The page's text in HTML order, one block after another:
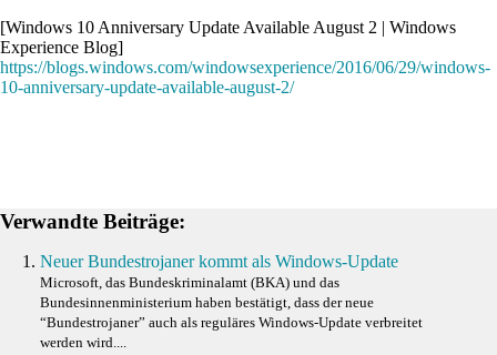
[Windows 10 Anniversary Update Available August 2 | Windows
Experience Blog]
https://blogs.windows.com/windowsexperience/2016/06/29/windows-
10-anniversary-update-available-august-2/
Verwandte Beiträge:
Neuer Bundestrojaner kommt als Windows-Update
Microsoft, das Bundeskriminalamt (BKA) und das
Bundesinnenministerium haben bestätigt, dass der neue
“Bundestrojaner” auch als reguläres Windows-Update verbreitet
werden wird....